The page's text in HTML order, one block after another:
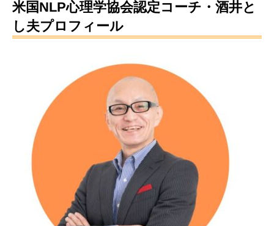
米国NLP心理学協会認定コーチ・酒井と
し夫プロフィール